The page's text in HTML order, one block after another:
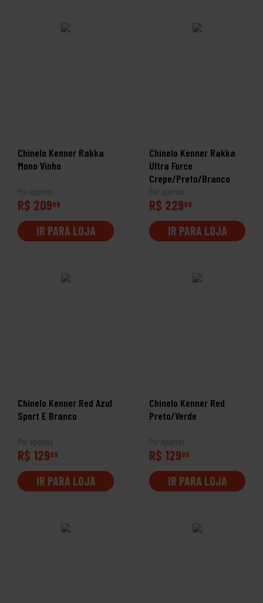
Chinelo Kenner Rakka
Mono Vinho
Por apenas
R$ 20999
IR PARA LOJA
Chinelo Kenner Rakka
Ultra Force
Crepe/Preto/Branco
Por apenas
R$ 22999
IR PARA LOJA
Chinelo Kenner Red Azul
Sport E Branco
Por apenas
R$ 12999
IR PARA LOJA
Chinelo Kenner Red
Preto/Verde
Por apenas
R$ 12999
IR PARA LOJA